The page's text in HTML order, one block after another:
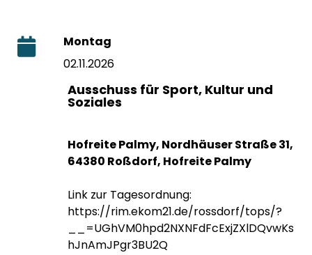
Montag
02.11.2026
Ausschuss für Sport, Kultur und
Soziales
Hofreite Palmy, Nordhäuser Straße 31,
64380 Roßdorf, Hofreite Palmy
Link zur Tagesordnung:
https://rim.ekom21.de/rossdorf/tops/?
__=UGhVM0hpd2NXNFdFcExjZXlDQvwKs
hJnAmJPgr3BU2Q